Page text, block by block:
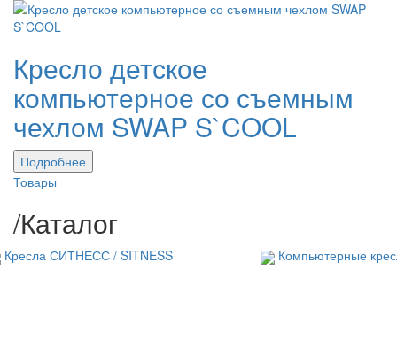
Кресло детское
компьютерное со съемным
чехлом SWAP S`COOL
Подробнее
Товары
/Каталог
Компьютерные
Кресла СИТНЕСС / SITNESS